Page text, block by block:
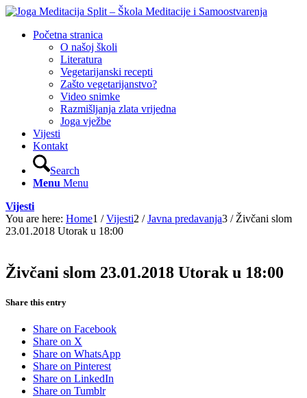
Početna stranica
O našoj školi
Literatura
Vegetarijanski recepti
Zašto vegetarijanstvo?
Video snimke
Razmišljanja zlata vrijedna
Joga vježbe
Vijesti
Kontakt
Search
Menu Menu
Vijesti
You are here: Home1 / Vijesti2 / Javna predavanja3 / Živčani slom
23.01.2018 Utorak u 18:00
Živčani slom 23.01.2018 Utorak u 18:00
Share this entry
Share on Facebook
Share on X
Share on WhatsApp
Share on Pinterest
Share on LinkedIn
Share on Tumblr